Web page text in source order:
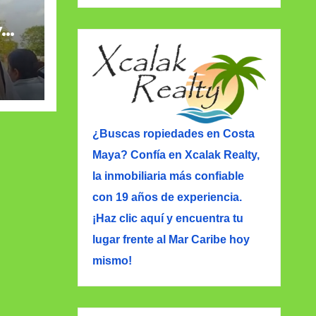
¿Buscas ropiedades en Costa
Maya? Confía en Xcalak Realty,
la inmobiliaria más confiable
con 19 años de experiencia.
¡Haz clic aquí y encuentra tu
lugar frente al Mar Caribe hoy
mismo!